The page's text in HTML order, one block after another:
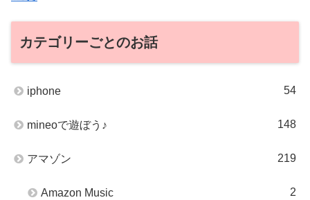
カテゴリーごとのお話
iphone 54
mineoで遊ぼう♪ 148
アマゾン 219
Amazon Music 2